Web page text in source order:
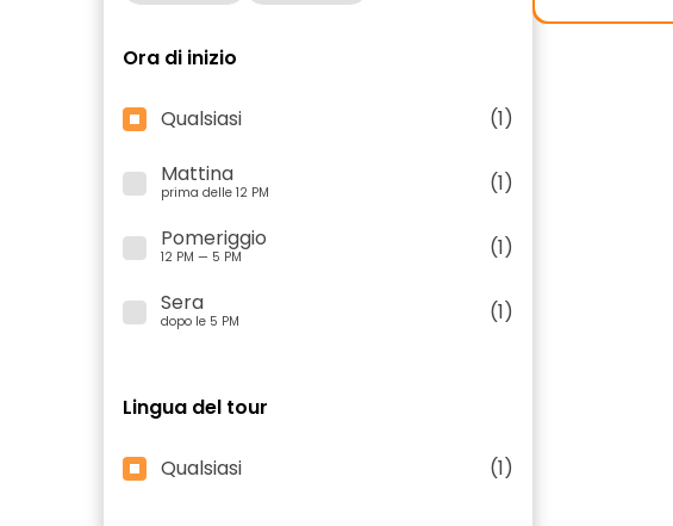
Ora di inizio
Qualsiasi
(1)
Mattina
prima delle 12 PM
(1)
Pomeriggio
12 PM — 5 PM
(1)
Sera
dopo le 5 PM (1)
Lingua del tour
Qualsiasi (1)